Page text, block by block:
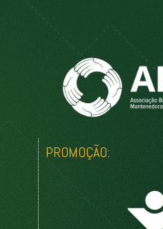
PROMOÇÃO: